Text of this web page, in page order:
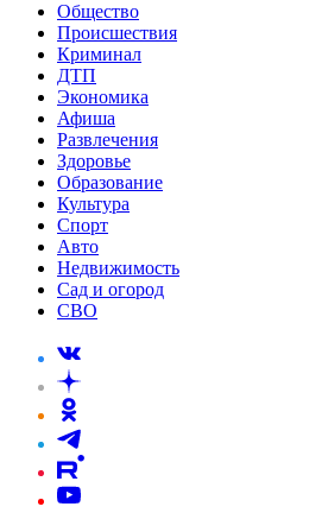
Общество
Происшествия
Криминал
ДТП
Экономика
Афиша
Развлечения
Здоровье
Образование
Культура
Спорт
Авто
Недвижимость
Сад и огород
СВО